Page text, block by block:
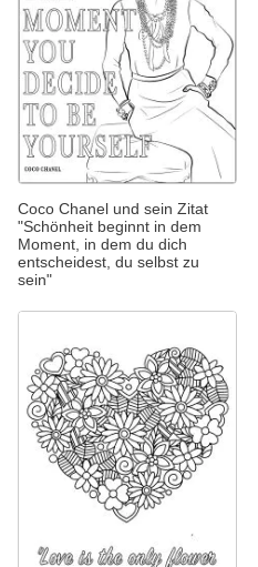
Coco Chanel und sein Zitat
"Schönheit beginnt in dem
Moment, in dem du dich
entscheidest, du selbst zu
sein"